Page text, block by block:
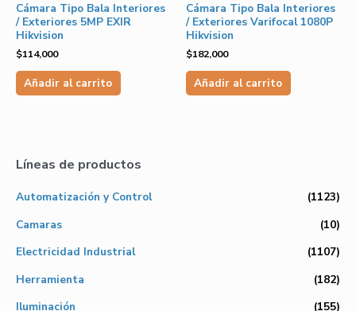
Líneas de productos
Automatización y Control
(1123)
Camaras
(10)
Electricidad Industrial
(1107)
Herramienta
(182)
Iluminación
(155)
Cámara Tipo Bala Interiores
/ Exteriores 5MP EXIR
Hikvision
$114,000
Añadir al carrito
Cámara Tipo Bala Interiores
/ Exteriores Varifocal 1080P
Hikvision
$182,000
Añadir al carrito